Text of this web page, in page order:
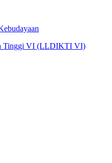
Tinggi VI (LLDIKTI VI)